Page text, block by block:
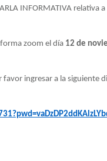
INFORMATIVA relativa
zoom el día 12 de
ingresar a la siguiente